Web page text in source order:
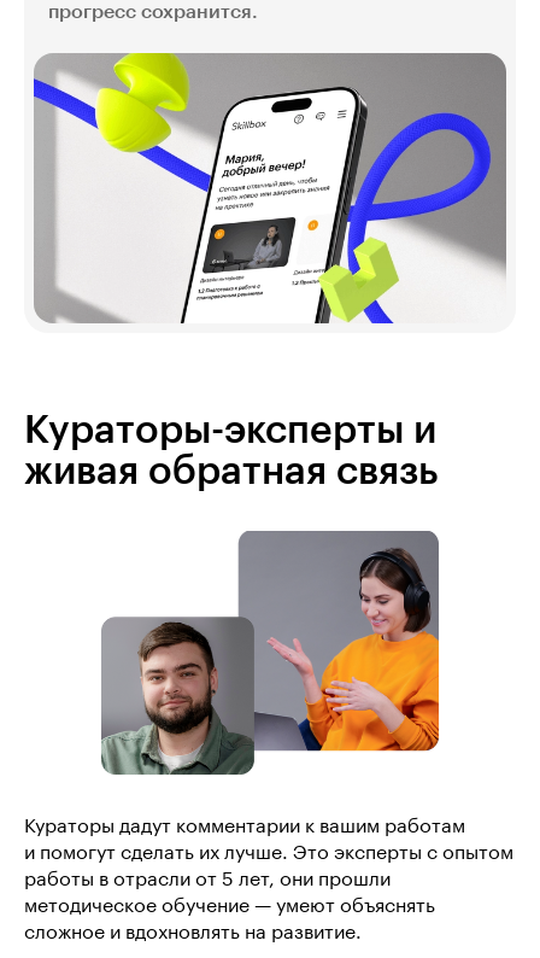
прогресс сохранится.
Кураторы-эксперты и
живая обратная связь
Кураторы дадут комментарии к вашим работам
и помогут сделать их лучше. Это эксперты с опытом
работы в отрасли от 5 лет, они прошли
методическое обучение — умеют объяснять
сложное и вдохновлять на развитие.